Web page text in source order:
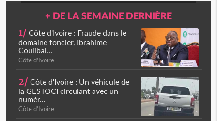
+ DE LA SEMAINE DERNIÈRE
1/ Côte d'Ivoire : Fraude dans le
domaine foncier, Ibrahime
Coulibal...
Côte d'Ivoire
2/ Côte d'Ivoire : Un véhicule de
la GESTOCI circulant avec un
numér...
Côte d'Ivoire